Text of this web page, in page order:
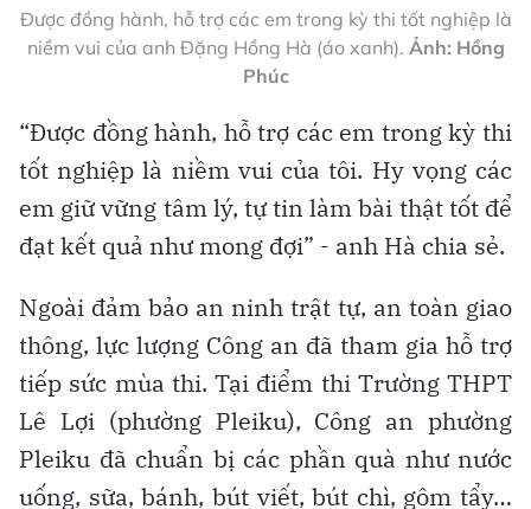
Được đồng hành, hỗ trợ các em trong kỳ thi tốt nghiệp là
niềm vui của anh Đặng Hồng Hà (áo xanh). Ảnh: Hồng
Phúc
“Được đồng hành, hỗ trợ các em trong kỳ thi
tốt nghiệp là niềm vui của tôi. Hy vọng các
em giữ vững tâm lý, tự tin làm bài thật tốt để
đạt kết quả như mong đợi” - anh Hà chia sẻ.
Ngoài đảm bảo an ninh trật tự, an toàn giao
thông, lực lượng Công an đã tham gia hỗ trợ
tiếp sức mùa thi. Tại điểm thi Trường THPT
Lê Lợi (phường Pleiku), Công an phường
Pleiku đã chuẩn bị các phần quà như nước
uống, sữa, bánh, bút viết, bút chì, gôm tẩy…